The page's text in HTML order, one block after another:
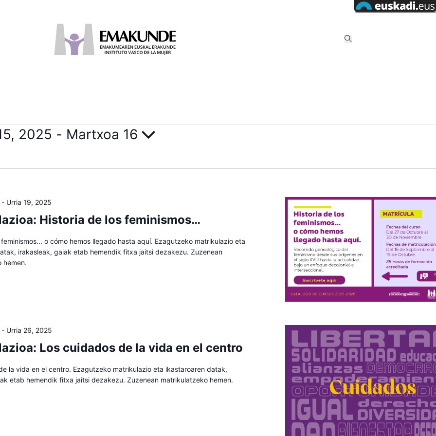
2025 - Martxoa 16
Historia de los feminismos…
- Urria 19, 2025
o cómo hemos llegado hasta aquí. Ezagutzeko matrikulazio eta
irakasleak, gaiak etab hemendik fitxa jaitsi dezakezu. Zuzenean
hemen.
Los cuidados de la vida en el centro
- Urria 26, 2025
la vida en el centro. Ezagutzeko matrikulazio eta ikastaroaren datak,
etab hemendik fitxa jaitsi dezakezu. Zuzenean matrikulatzeko hemen.